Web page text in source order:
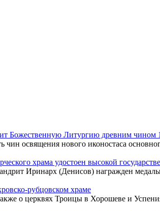
Божественную Литургию древним чином
освящения нового иконостаса
храма удостоен высокой
Иринарх (Денисов) награжден
рубцовском храме
о церквях Троицы в Хорошеве и